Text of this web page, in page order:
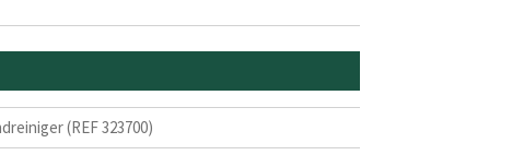
(REF 323700)